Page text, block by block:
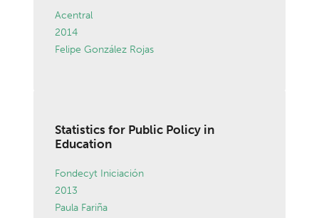
Acentral
2014
Felipe González Rojas
Statistics for Public Policy in
Education
Fondecyt Iniciación
2013
Paula Fariña